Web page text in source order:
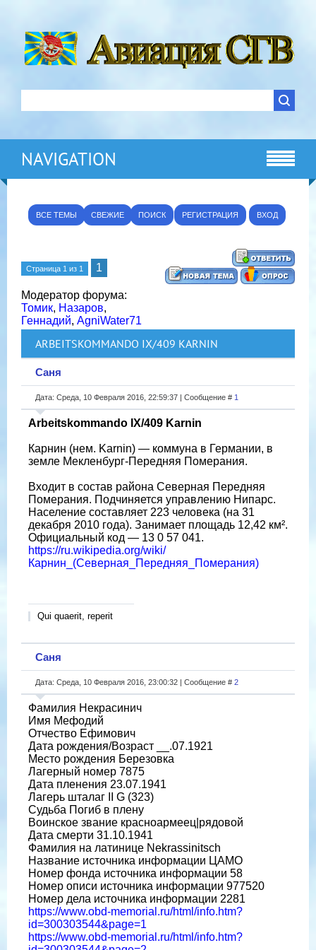
NAVIGATION
ВСЕ ТЕМЫ СВЕЖИЕ ПОИСК РЕГИСТРАЦИЯ ВХОД
Страница 1 из 1 1
Модератор форума:
Томик, Назаров,
Геннадий, AgniWater71
ARBEITSKOMMANDO IX/409 KARNIN
Саня
Дата: Среда, 10 Февраля 2016, 22:59:37 | Сообщение # 1
Arbeitskommando IX/409 Karnin
Карнин (нем. Karnin) — коммуна в Германии, в
земле Мекленбург-Передняя Померания.
Входит в состав района Северная Передняя
Померания. Подчиняется управлению Нипарс.
Население составляет 223 человека (на 31
декабря 2010 года). Занимает площадь 12,42 км².
Официальный код — 13 0 57 041.
https://ru.wikipedia.org/wiki/
Карнин_(Северная_Передняя_Померания)
Qui quaerit, reperit
Саня
Дата: Среда, 10 Февраля 2016, 23:00:32 | Сообщение # 2
Фамилия Некрасинич
Имя Мефодий
Отчество Ефимович
Дата рождения/Возраст __.07.1921
Место рождения Березовка
Лагерный номер 7875
Дата пленения 23.07.1941
Лагерь шталаг II G (323)
Судьба Погиб в плену
Воинское звание красноармеец|рядовой
Дата смерти 31.10.1941
Фамилия на латинице Nekrassinitsch
Название источника информации ЦАМО
Номер фонда источника информации 58
Номер описи источника информации 977520
Номер дела источника информации 2281
https://www.obd-memorial.ru/html/info.htm?
id=300303544&page=1
https://www.obd-memorial.ru/html/info.htm?